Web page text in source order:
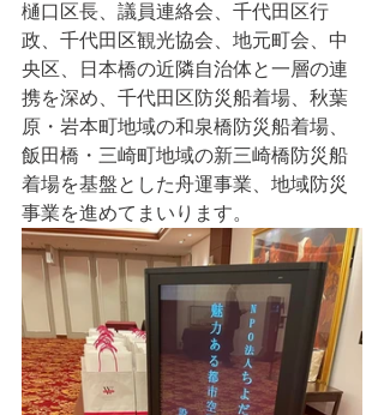
樋口区長、議員連絡会、千代田区行
政、千代田区観光協会、地元町会、中
央区、日本橋の近隣自治体と一層の連
携を深め、千代田区防災船着場、秋葉
原・岩本町地域の和泉橋防災船着場、
飯田橋・三崎町地域の新三崎橋防災船
着場を基盤とした舟運事業、地域防災
事業を進めてまいります。